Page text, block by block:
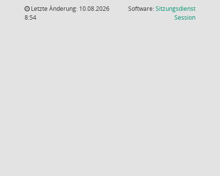
Letzte Änderung: 10.08.2026
8:54
Software:Sitzungsdienst
Session(Wird in